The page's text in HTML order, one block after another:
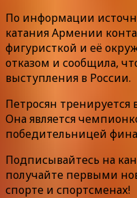
По информации
катания Армении
фигуристкой и её
отказом и сообщила,
выступления в России.
Петросян тренируется
Она является
победительницей
Подписывайтесь на
получайте первыми
спорте и спортсменах!